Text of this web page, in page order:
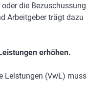
die Bezuschussung
Arbeitgeber trägt dazu
erhöhen.
Leistungen (VwL) muss